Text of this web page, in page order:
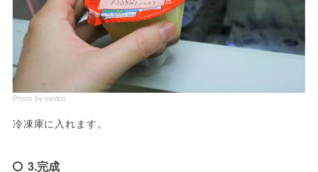
Photo by morico
冷凍庫に入れます。
3.完成